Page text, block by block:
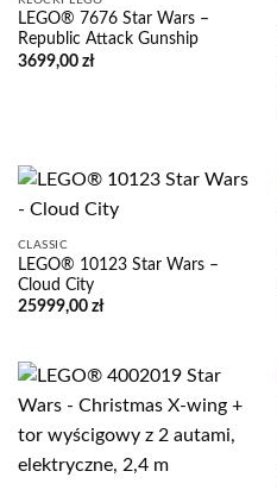
LEGO® 7676 Star Wars –
Republic Attack Gunship
3699,00 zł
CLASSIC
LEGO® 10123 Star Wars –
Cloud City
25999,00 zł